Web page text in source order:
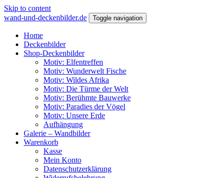
Skip to content
wand-und-deckenbilder.de
Toggle navigation
Home
Deckenbilder
Shop-Deckenbilder
Motiv: Elfentreffen
Motiv: Wunderwelt Fische
Motiv: Wildes Afrika
Motiv: Die Türme der Welt
Motiv: Berühmte Bauwerke
Motiv: Paradies der Vögel
Motiv: Unsere Erde
Aufhängung
Galerie – Wandbilder
Warenkorb
Kasse
Mein Konto
Datenschutzerklärung